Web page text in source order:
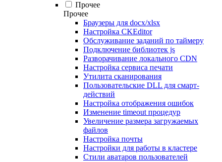
Прочее
Прочее
Браузеры для docx/xlsx
Настройка CKEditor
Обслуживание заданий по таймеру
Подключение библиотек js
Разворачивание локального CDN
Настройка сервиса печати
Утилита сканирования
Пользовательские DLL для смарт-
действий
Настройка отображения ошибок
Изменение timeout процедур
Увеличение размера загружаемых
файлов
Настройка почты
Настройки для работы в кластере
Стили аватаров пользователей